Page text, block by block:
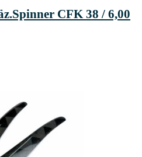
CFK 38 / 6,00